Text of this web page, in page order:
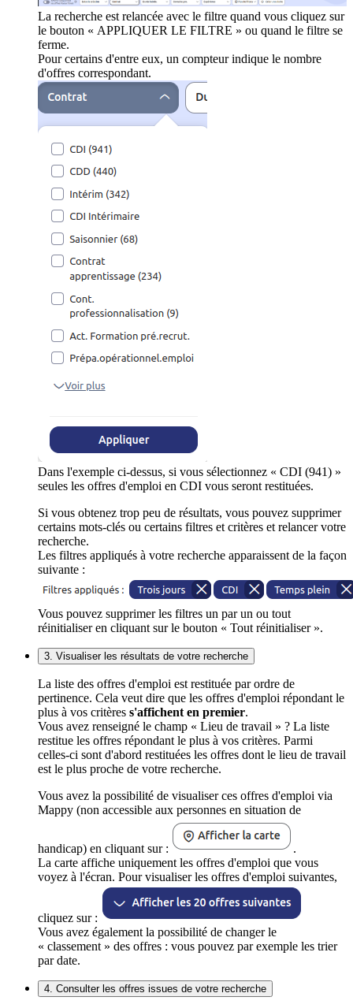
La recherche est relancée avec le filtre quand vous cliquez sur
le bouton « APPLIQUER LE FILTRE » ou quand le filtre se
ferme.
Pour certains d'entre eux, un compteur indique le nombre
d'offres correspondant.
Dans l'exemple ci-dessus, si vous sélectionnez « CDI (941) »
seules les offres d'emploi en CDI vous seront restituées.
Si vous obtenez trop peu de résultats, vous pouvez supprimer
certains mots-clés ou certains filtres et critères et relancer votre
recherche.
Les filtres appliqués à votre recherche apparaissent de la façon
suivante :
Vous pouvez supprimer les filtres un par un ou tout
réinitialiser en cliquant sur le bouton « Tout réinitialiser ».
3. Visualiser les résultats de votre recherche
La liste des offres d'emploi est restituée par ordre de
pertinence. Cela veut dire que les offres d'emploi répondant le
plus à vos critères s'affichent en premier.
Vous avez renseigné le champ « Lieu de travail » ? La liste
restitue les offres répondant le plus à vos critères. Parmi
celles-ci sont d'abord restituées les offres dont le lieu de travail
est le plus proche de votre recherche.
Vous avez la possibilité de visualiser ces offres d'emploi via
Mappy (non accessible aux personnes en situation de
handicap) en cliquant sur :
.
La carte affiche uniquement les offres d'emploi que vous
voyez à l'écran. Pour visualiser les offres d'emploi suivantes,
cliquez sur :
Vous avez également la possibilité de changer le
« classement » des offres : vous pouvez par exemple les trier
par date.
4. Consulter les offres issues de votre recherche